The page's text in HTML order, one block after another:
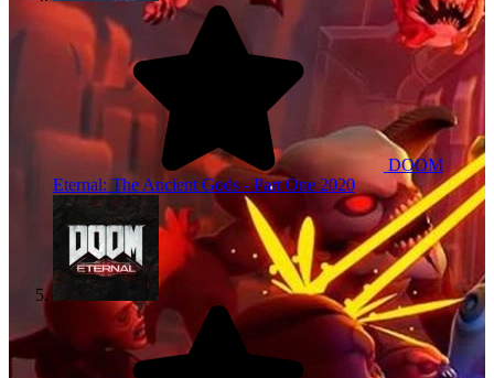
DOOM
Eternal: The Ancient Gods - Part One 2020